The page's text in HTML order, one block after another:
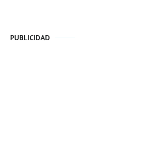
PUBLICIDAD